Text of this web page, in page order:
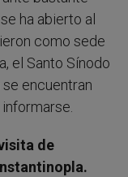
ha abierto al
como sede
el Santo Sínodo
encuentran
de